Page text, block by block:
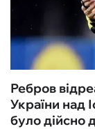
Ребров
України над
було дійсно